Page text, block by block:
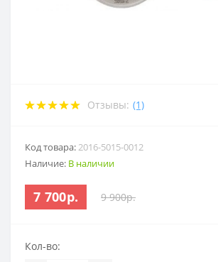
Отзывы: (1)
Код товара:2016-5015-0012
Наличие: В наличии
7 700р. 9 900р.
Кол-во: